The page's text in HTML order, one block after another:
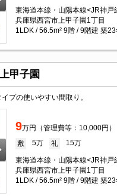
東海道本線・山陽本線<JR神戸
兵庫県西宮市上甲子園1丁目
1LDK / 56.5m² 9階 / 9階建 築23
甲子園
プの使いやすい間取り。
9万円（管理費等：10,000円）
敷 5万 礼 15万
東海道本線・山陽本線<JR神戸
兵庫県西宮市上甲子園1丁目
1LDK / 56.5m² 9階 / 9階建 築23